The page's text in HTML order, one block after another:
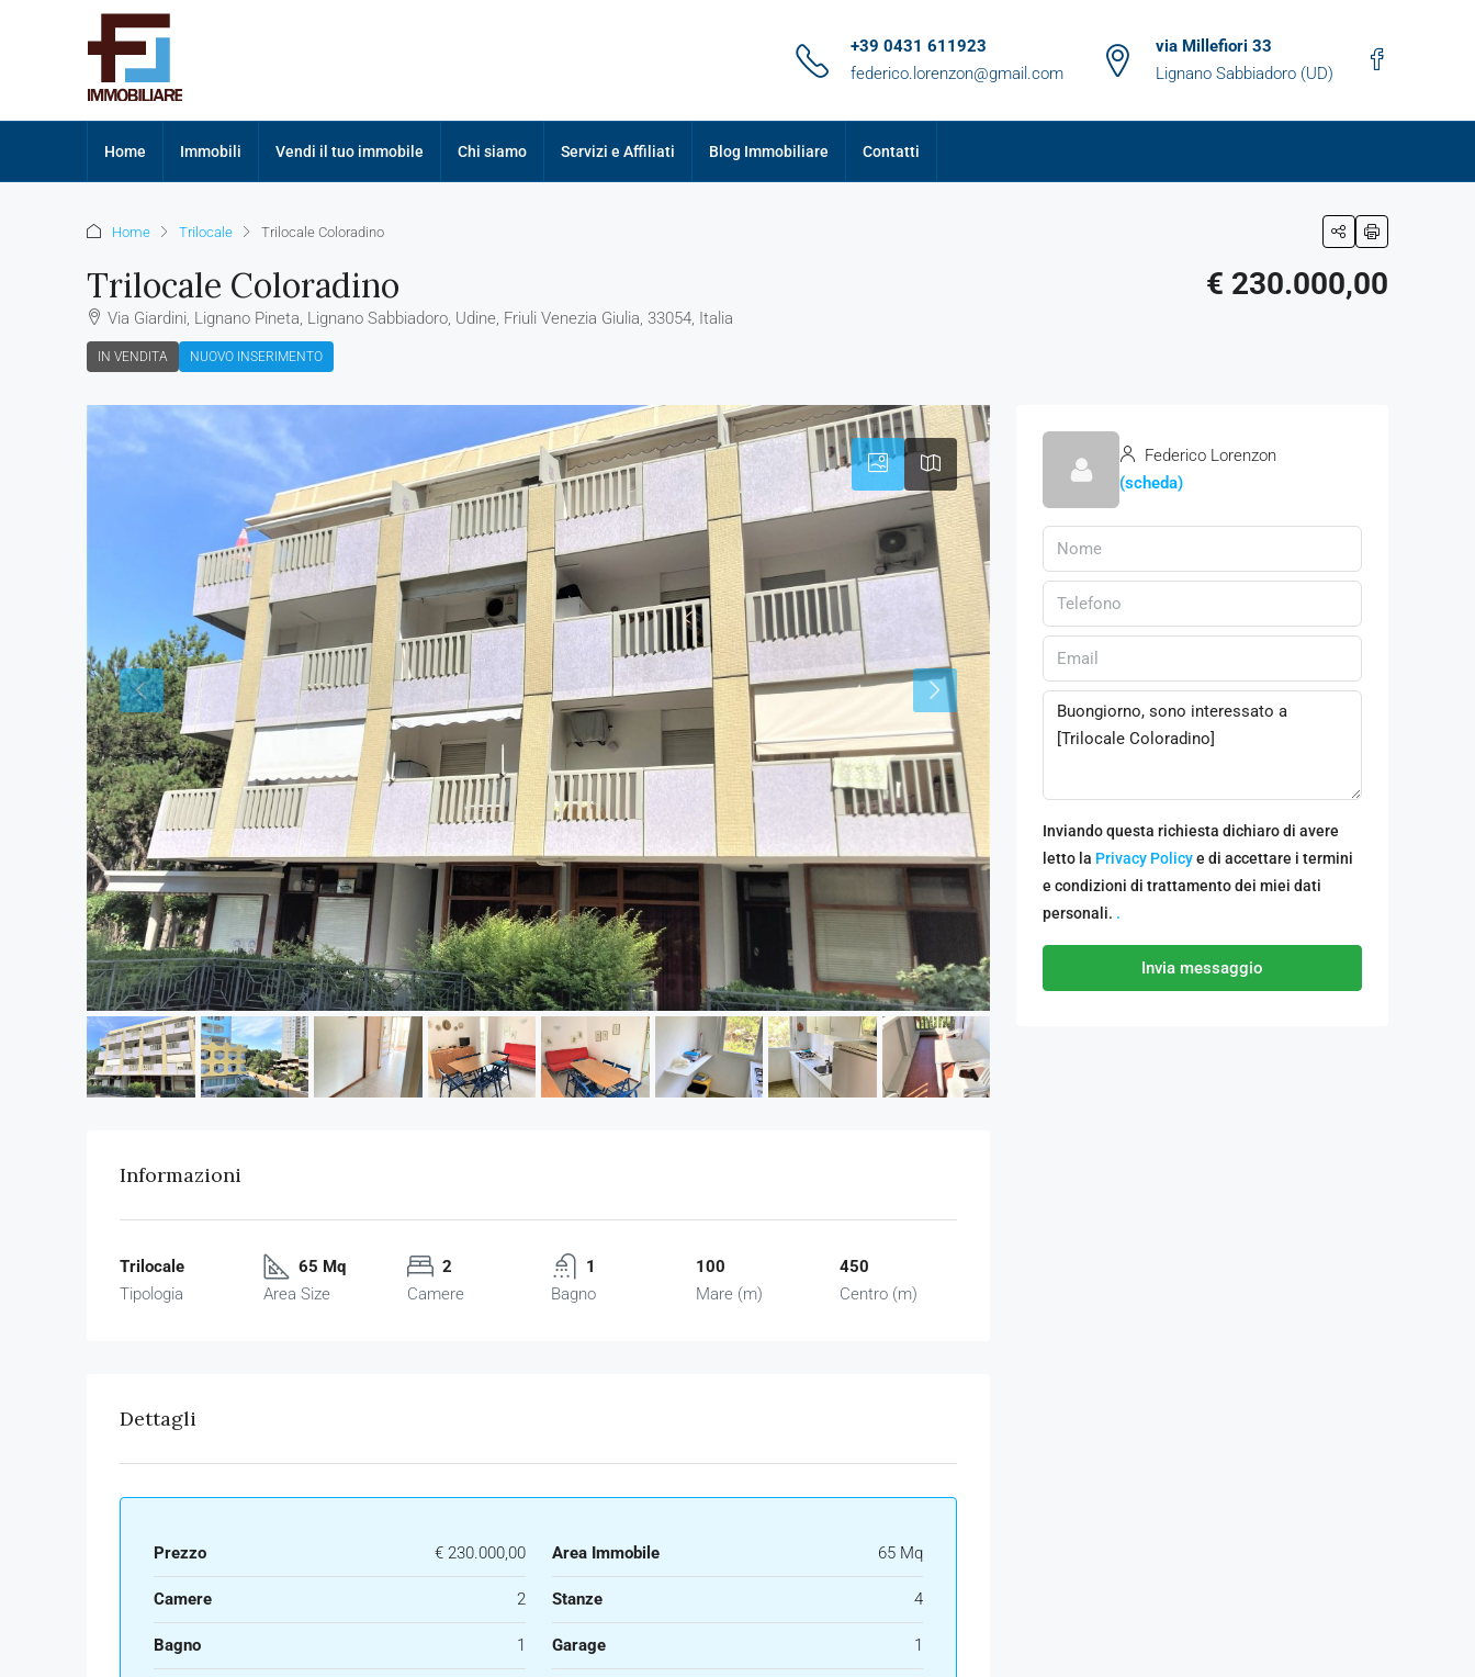
+39 0431 611923
federico.lorenzon@gmail.com
via Millefiori 33
Lignano Sabbiadoro (UD)
Home Immobili Vendi il tuo immobile Chi siamo Servizi e Affiliati Blog Immobiliare Contatti
Home Trilocale Trilocale Coloradino
Trilocale Coloradino
Via Giardini, Lignano Pineta, Lignano Sabbiadoro, Udine, Friuli Venezia Giulia, 33054, Italia
IN VENDITA NUOVO INSERIMENTO
€ 230.000,00
Informazioni
Trilocale
Tipologia
65 Mq
Area Size
2
Camere
1
Bagno
100
Mare (m)
450
Centro (m)
Dettagli
Prezzo € 230.000,00 Area Immobile 65 Mq
Camere 2 Stanze 4
Bagno 1 Garage 1
Federico Lorenzon
(scheda)
Inviando questa richiesta dichiaro di avere
letto la Privacy Policye di accettare i termini
e condizioni di trattamento dei miei dati
personali. .
Invia messaggio